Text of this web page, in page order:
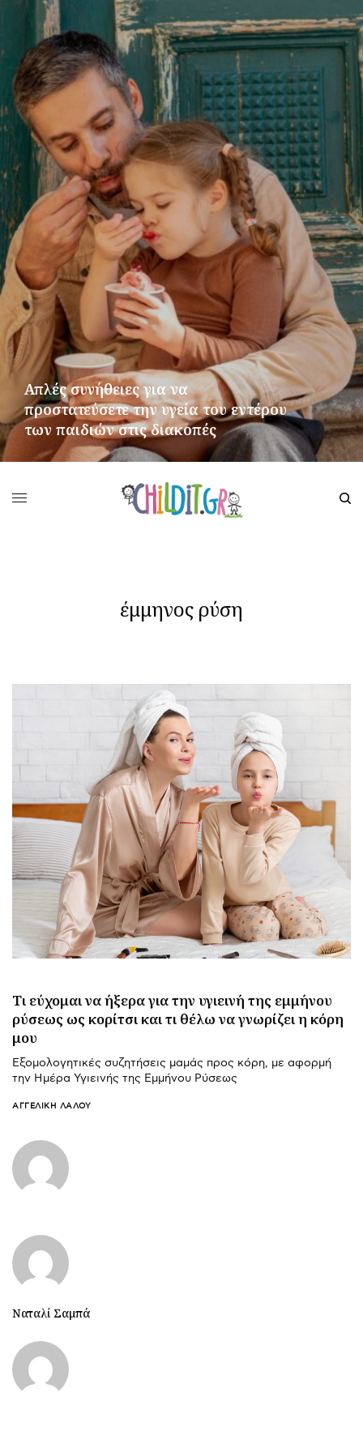
Απλές συνήθειες για να
προστατεύσετε την υγεία του εντέρου
των παιδιών στις διακοπές
έμμηνος ρύση
Τι εύχομαι να ήξερα για την υγιεινή της εμμήνου
ρύσεως ως κορίτσι και τι θέλω να γνωρίζει η κόρη
μου
Εξομολογητικές συζητήσεις μαμάς προς κόρη, με αφορμή
την Ημέρα Υγιεινής της Εμμήνου Ρύσεως
ΑΓΓΕΛΙΚΉ ΛΆΛΟΥ
Ναταλί Σαμπά